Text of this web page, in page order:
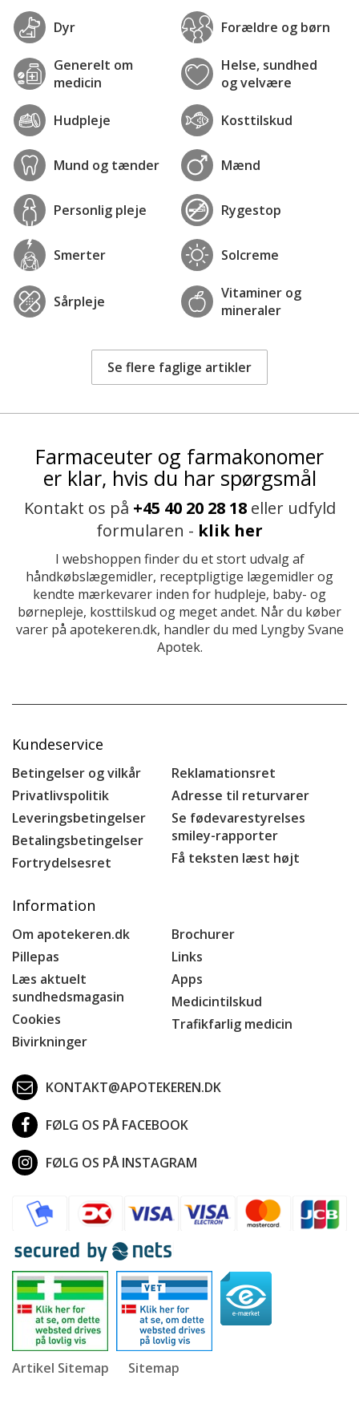
Dyr Forældre og børn
Generelt om
medicin
Helse, sundhed
og velvære
Hudpleje Kosttilskud
Mund og tænder Mænd
Personlig pleje Rygestop
Smerter Solcreme
Sårpleje
Vitaminer og
mineraler
Se flere faglige artikler
Farmaceuter og farmakonomer
er klar, hvis du har spørgsmål
Kontakt os på +45 40 20 28 18eller udfyld
formularen - klik her
I webshoppen finder du et stort udvalg af
håndkøbslægemidler, receptpligtige lægemidler og
kendte mærkevarer inden for hudpleje, baby- og
børnepleje, kosttilskud og meget andet. Når du køber
varer på apotekeren.dk, handler du med Lyngby Svane
Apotek.
Kundeservice
Betingelser og vilkår
Privatlivspolitik
Leveringsbetingelser
Betalingsbetingelser
Fortrydelsesret
Reklamationsret
Adresse til returvarer
Se fødevarestyrelses
smiley-rapporter
Få teksten læst højt
Information
Om apotekeren.dk
Pillepas
Læs aktuelt
sundhedsmagasin
Cookies
Bivirkninger
Brochurer
Links
Apps
Medicintilskud
Trafikfarlig medicin
KONTAKT@APOTEKEREN.DK
FØLG OS PÅ FACEBOOK
FØLG OS PÅ INSTAGRAM
Artikel Sitemap Sitemap